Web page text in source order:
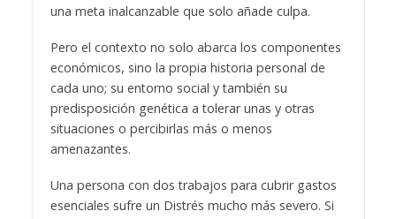
una meta inalcanzable que solo añade culpa.
Pero el contexto no solo abarca los componentes
económicos, sino la propia historia personal de
cada uno; su entorno social y también su
predisposición genética a tolerar unas y otras
situaciones o percibirlas más o menos
amenazantes.
Una persona con dos trabajos para cubrir gastos
esenciales sufre un Distrés mucho más severo. Si